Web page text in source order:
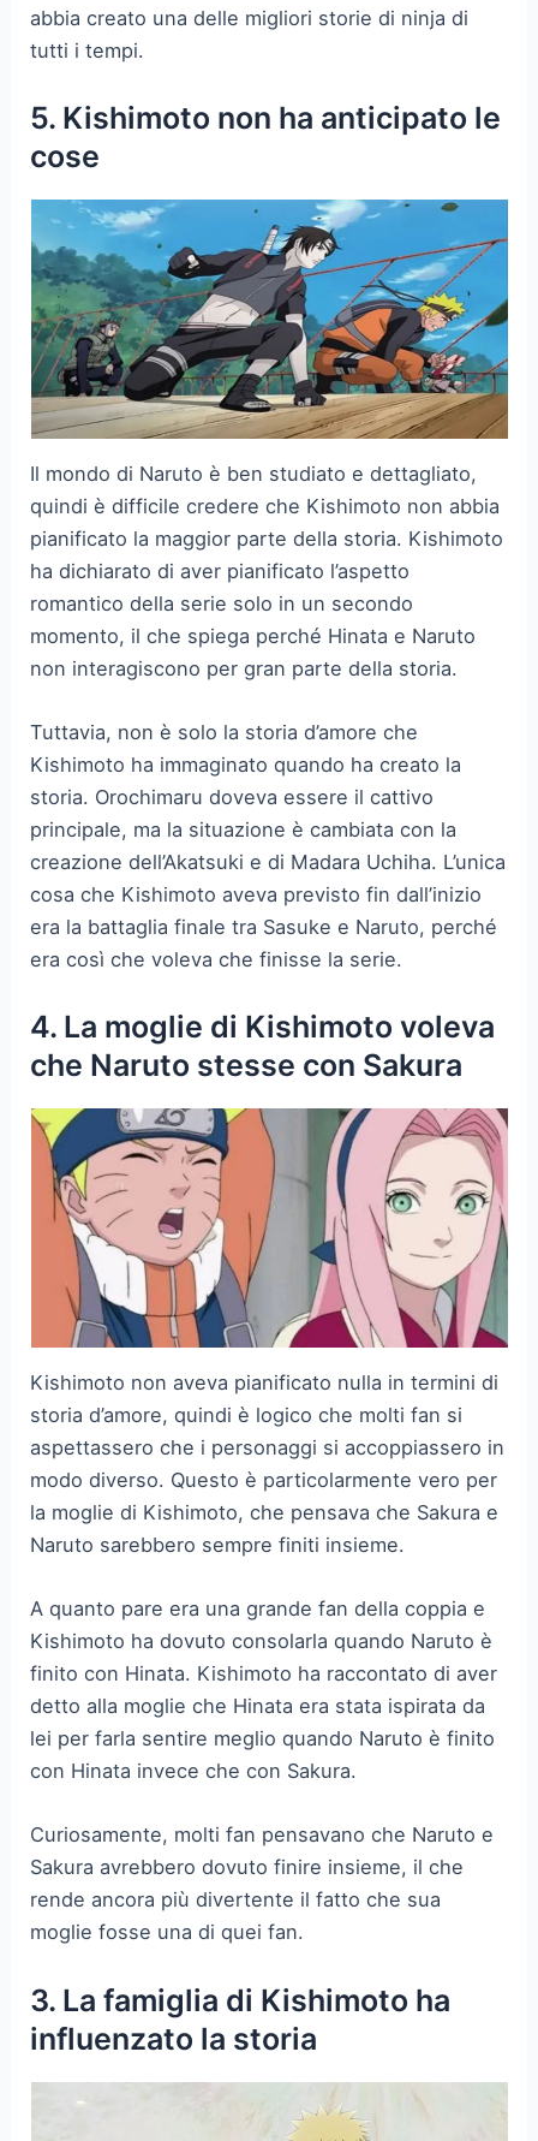
abbia creato una delle migliori storie di ninja di
tutti i tempi.
5. Kishimoto non ha anticipato le
cose
Il mondo di Naruto è ben studiato e dettagliato,
quindi è difficile credere che Kishimoto non abbia
pianificato la maggior parte della storia. Kishimoto
ha dichiarato di aver pianificato l’aspetto
romantico della serie solo in un secondo
momento, il che spiega perché Hinata e Naruto
non interagiscono per gran parte della storia.
Tuttavia, non è solo la storia d’amore che
Kishimoto ha immaginato quando ha creato la
storia. Orochimaru doveva essere il cattivo
principale, ma la situazione è cambiata con la
creazione dell’Akatsuki e di Madara Uchiha. L’unica
cosa che Kishimoto aveva previsto fin dall’inizio
era la battaglia finale tra Sasuke e Naruto, perché
era così che voleva che finisse la serie.
4. La moglie di Kishimoto voleva
che Naruto stesse con Sakura
Kishimoto non aveva pianificato nulla in termini di
storia d’amore, quindi è logico che molti fan si
aspettassero che i personaggi si accoppiassero in
modo diverso. Questo è particolarmente vero per
la moglie di Kishimoto, che pensava che Sakura e
Naruto sarebbero sempre finiti insieme.
A quanto pare era una grande fan della coppia e
Kishimoto ha dovuto consolarla quando Naruto è
finito con Hinata. Kishimoto ha raccontato di aver
detto alla moglie che Hinata era stata ispirata da
lei per farla sentire meglio quando Naruto è finito
con Hinata invece che con Sakura.
Curiosamente, molti fan pensavano che Naruto e
Sakura avrebbero dovuto finire insieme, il che
rende ancora più divertente il fatto che sua
moglie fosse una di quei fan.
3. La famiglia di Kishimoto ha
influenzato la storia